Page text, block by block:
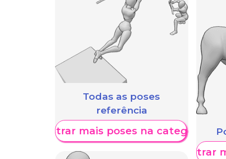
Todas as poses
referência
Mostrar mais poses na categoria
Mostrar